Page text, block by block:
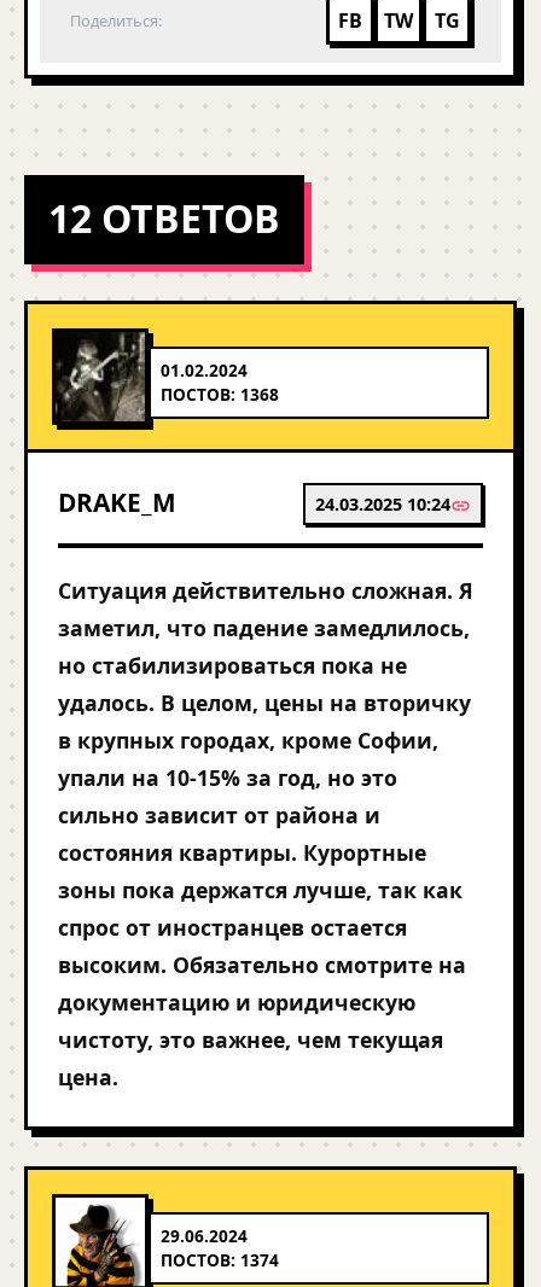
Поделиться: FB TW TG
12 ОТВЕТОВ
01.02.2024
ПОСТОВ: 1368
DRAKE_M 24.03.2025 10:24
Ситуация действительно сложная. Я
заметил, что падение замедлилось,
но стабилизироваться пока не
удалось. В целом, цены на вторичку
в крупных городах, кроме Софии,
упали на 10-15% за год, но это
сильно зависит от района и
состояния квартиры. Курортные
зоны пока держатся лучше, так как
спрос от иностранцев остается
высоким. Обязательно смотрите на
документацию и юридическую
чистоту, это важнее, чем текущая
цена.
29.06.2024
ПОСТОВ: 1374